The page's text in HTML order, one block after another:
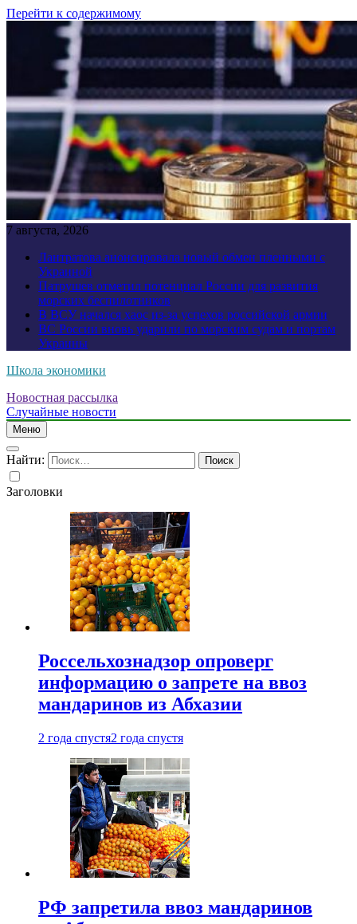
Перейти к содержимому
7 августа, 2026
Лантратова анонсировала новый обмен пленными с
Украиной
Патрушев отметил потенциал России для развития
морских беспилотников
В ВСУ начался хаос из-за успехов российской армии
ВС России вновь ударили по морским судам и портам
Украины
Школа экономики
Новостная рассылка
Случайные новости
Меню
Найти:
Заголовки
Россельхознадзор опроверг
информацию о запрете на ввоз
мандаринов из Абхазии
2 года спустя2 года спустя
РФ запретила ввоз мандаринов